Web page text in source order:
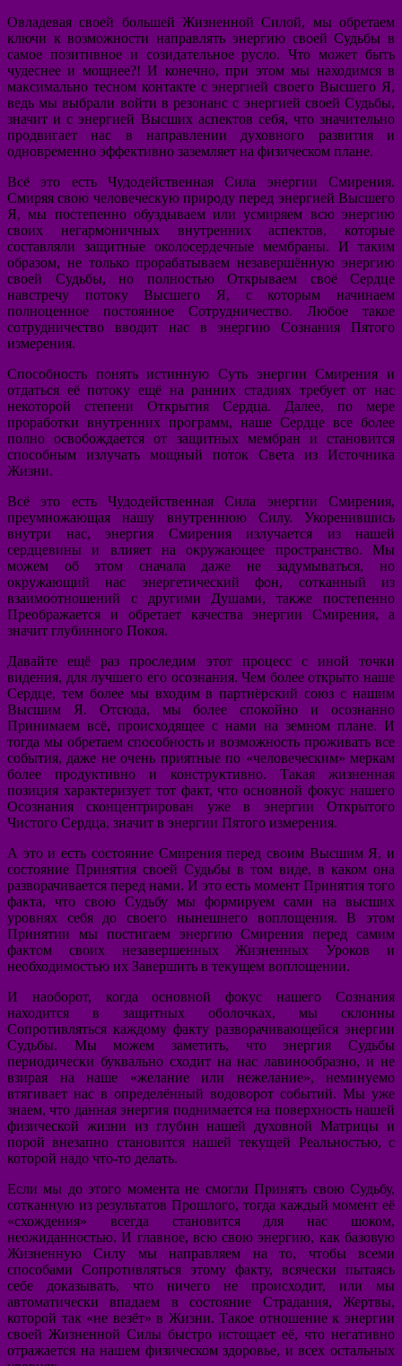
Овладевая своей большей Жизненной Силой, мы обретаем
ключи к возможности направлять энергию своей Судьбы в
самое позитивное и созидательное русло. Что может быть
чудеснее и мощнее?! И конечно, при этом мы находимся в
максимально тесном контакте с энергией своего Высшего Я,
ведь мы выбрали войти в резонанс с энергией своей Судьбы,
значит и с энергией Высших аспектов себя, что значительно
продвигает нас в направлении духовного развития и
одновременно эффективно заземляет на физическом плане.
Всё это есть Чудодейственная Сила энергии Смирения.
Смиряя свою человеческую природу перед энергией Высшего
Я, мы постепенно обуздываем или усмиряем всю энергию
своих негармоничных внутренних аспектов, которые
составляли защитные околосердечные мембраны. И таким
образом, не только прорабатываем незавершённую энергию
своей Судьбы, но полностью Открываем своё Сердце
навстречу потоку Высшего Я, с которым начинаем
полноценное постоянное Сотрудничество. Любое такое
сотрудничество вводит нас в энергию Сознания Пятого
измерения.
Способность понять истинную Суть энергии Смирения и
отдаться её потоку ещё на ранних стадиях требует от нас
некоторой степени Открытия Сердца. Далее, по мере
проработки внутренних программ, наше Сердце все более
полно освобождается от защитных мембран и становится
способным излучать мощный поток Света из Источника
Жизни.
Всё это есть Чудодейственная Сила энергии Смирения,
преумножающая нашу внутреннюю Силу. Укоренившись
внутри нас, энергия Смирения излучается из нашей
сердцевины и влияет на окружающее пространство. Мы
можем об этом сначала даже не задумываться, но
окружающий нас энергетический фон, сотканный из
взаимоотношений с другими Душами, также постепенно
Преображается и обретает качества энергии Смирения, а
значит глубинного Покоя.
Давайте ещё раз проследим этот процесс с иной точки
видения, для лучшего его осознания. Чем более открыто наше
Сердце, тем более мы входим в партнёрский союз с нашим
Высшим Я. Отсюда, мы более спокойно и осознанно
Принимаем всё, происходящее с нами на земном плане. И
тогда мы обретаем способность и возможность проживать все
события, даже не очень приятные по «человеческим» меркам
более продуктивно и конструктивно. Такая жизненная
позиция характеризует тот факт, что основной фокус нашего
Осознания сконцентрирован уже в энергии Открытого
Чистого Сердца, значит в энергии Пятого измерения.
А это и есть состояние Смирения перед своим Высшим Я, и
состояние Принятия своей Судьбы в том виде, в каком она
разворачивается перед нами. И это есть момент Принятия того
факта, что свою Судьбу мы формируем сами на высших
уровнях себя до своего нынешнего воплощения. В этом
Принятии мы постигаем энергию Смирения перед самим
фактом своих незавершенных Жизненных Уроков и
необходимостью их Завершить в текущем воплощении.
И наоборот, когда основной фокус нашего Сознания
находится в защитных оболочках, мы склонны
Сопротивляться каждому факту разворачивающейся энергии
Судьбы. Мы можем заметить, что энергия Судьбы
периодически буквально сходит на нас лавинообразно, и не
взирая на наше «желание или нежелание», неминуемо
втягивает нас в определённый водоворот событий. Мы уже
знаем, что данная энергия поднимается на поверхность нашей
физической жизни из глубин нашей духовной Матрицы и
порой внезапно становится нашей текущей Реальностью, с
которой надо что-то делать.
Если мы до этого момента не смогли Принять свою Судьбу,
сотканную из результатов Прошлого, тогда каждый момент её
«схождения» всегда становится для нас шоком,
неожиданностью. И главное, всю свою энергию, как базовую
Жизненную Силу мы направляем на то, чтобы всеми
способами Сопротивляться этому факту, всячески пытаясь
себе доказывать, что ничего не происходит, или мы
автоматически впадаем в состояние Страдания, Жертвы,
которой так «не везёт» в Жизни. Такое отношение к энергии
своей Жизненной Силы быстро истощает её, что негативно
отражается на нашем физическом здоровье, и всех остальных